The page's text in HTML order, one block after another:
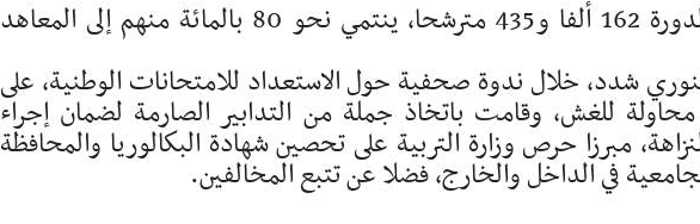
ويبلغ عدد المترشحين لهذه الدورة 162 ألفا و435 مترشحا، ينتمي نحو 80 بالمائة منهم إلى المعاهد
شدد، خلال ندوة صحفية حول الاستعداد للامتحانات الوطنية، على
للغش، وقامت باتخاذ جملة من التدابير الصارمة لضمان إجراء
مبرزا حرص وزارة التربية على تحصين شهادة البكالوريا والمحافظة
في الداخل والخارج، فضلا عن تتبع المخالفين.